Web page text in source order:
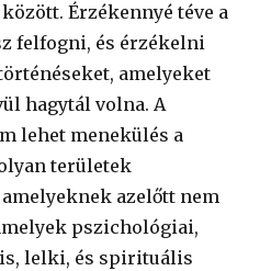
Érzékennyé téve a
felfogni, és érzékelni
amelyeket
hagytál volna. A
lehet menekülés a
területek
azelőtt nem
pszichológiai,
lelki, és spirituális